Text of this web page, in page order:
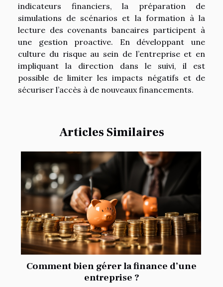
indicateurs financiers, la préparation de
simulations de scénarios et la formation à la
lecture des covenants bancaires participent à
une gestion proactive. En développant une
culture du risque au sein de l’entreprise et en
impliquant la direction dans le suivi, il est
possible de limiter les impacts négatifs et de
sécuriser l’accès à de nouveaux financements.
Articles Similaires
Comment bien gérer la finance d’une
entreprise ?